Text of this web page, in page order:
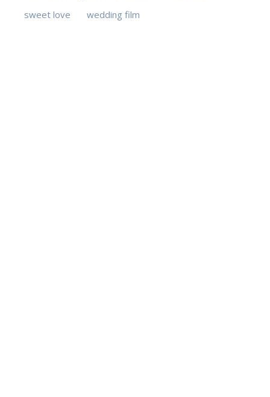
sweet love
wedding film